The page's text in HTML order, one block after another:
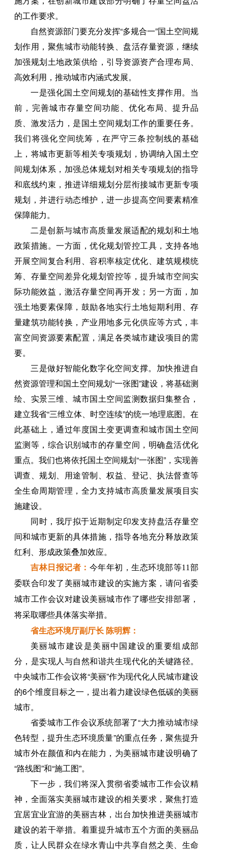
的工作要求。
自然资源部门要充分发挥“多规合一”国土空间规
划作用，聚焦城市动能转换、盘活存量资源，继续
加强规划土地政策供给，引导资源资产合理布局、
高效利用，推动城市内涵式发展。
一是强化国土空间规划的基础性支撑作用。当
前，完善城市存量空间功能、优化布局、提升品
质、激发活力，是国土空间规划工作的重要任务。
我们将强化空间统筹，在严守三条控制线的基础
上，将城市更新等相关专项规划，协调纳入国土空
间规划体系，加强总体规划对相关专项规划的指导
和底线约束，推进详细规划分层衔接城市更新专项
规划，并进行动态维护，进一步提高空间要素精准
保障能力。
二是创新与城市高质量发展适配的规划和土地
政策措施。一方面，优化规划管控工具，支持各地
开展空间复合利用、容积率核定优化、建筑规模统
筹、存量空间差异化规划管控等，提升城市空间实
际功能效益，激活存量空间再开发；另一方面，加
强土地要素保障，鼓励各地实行土地短期利用、存
量建筑功能转换，产业用地多元化供应等方式，丰
富空间资源要素配置，满足各类城市建设项目的需
要。
三是做好智能化数字化空间支撑。加快推进自
然资源管理和国土空间规划“一张图”建设，将基础测
绘、实景三维、城市国土空间监测数据归集整合，
建立我省“三维立体、时空连续”的统一地理底图。在
此基础上，通过年度国土变更调查和城市国土空间
监测等，综合识别城市的存量空间，明确盘活优化
重点。我们也将依托国土空间规划“一张图”，实现善
调查、规划、用途管制、权益、登记、执法督查等
全生命周期管理，全力支持城市高质量发展项目实
施建设。
同时，我厅拟于近期制定印发支持盘活存量空
间和城市更新的具体措施，指导各地充分释放政策
红利、形成政策叠加效应。
吉林日报记者： 今年年初，生态环境部等11部
委联合印发了美丽城市建设的实施方案，请问省委
城市工作会议对建设美丽城市作了哪些安排部署，
将采取哪些具体落实举措。
省生态环境厅副厅长 陈明辉：
美丽城市建设是美丽中国建设的重要组成部
分，是实现人与自然和谐共生现代化的关键路径。
中央城市工作会议将“美丽”作为现代化人民城市建设
的6个维度目标之一，提出着力建设绿色低碳的美丽
城市。
省委城市工作会议系统部署了“大力推动城市绿
色转型，提升生态环境质量”的重点任务，聚焦提升
城市外在颜值和内在能力，为美丽城市建设明确了
“路线图”和“施工图”。
下一步，我们将深入贯彻省委城市工作会议精
神，全面落实美丽城市建设的相关要求，聚焦打造
宜居宜业宜游的美丽吉林，出台加快推进美丽城市
建设的若干举措。着重提升城市五个方面的美丽品
质，让人民群众在绿水青山中共享自然之美、生命